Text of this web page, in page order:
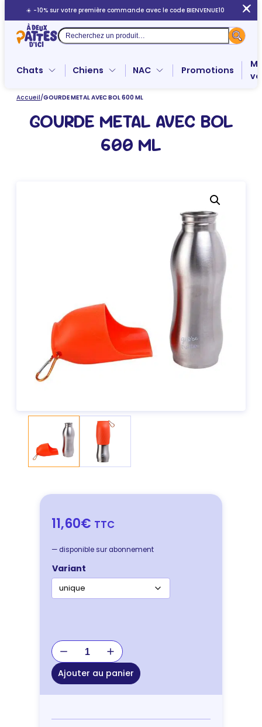
au
contenu
☀️ -10% sur votre première commande avec le code BIENVENUE10
Recherche
Chats Chiens NAC Promotions
Accueil/GOURDE METAL AVEC BOL 600 ML
GOURDE METAL AVEC BOL
600 ML
11,60€ TTC
— disponible sur abonnement
Variant
quantité
de
GOURDE
METAL
AVEC
600
Ajouter au panier